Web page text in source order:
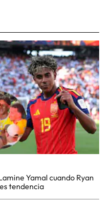
Yamal cuando Ryan
tendencia